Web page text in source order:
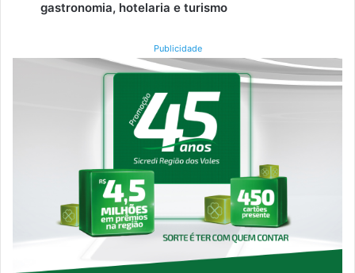
gastronomia, hotelaria e turismo
Publicidade